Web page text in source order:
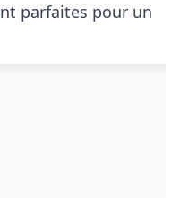
parfaites pour un